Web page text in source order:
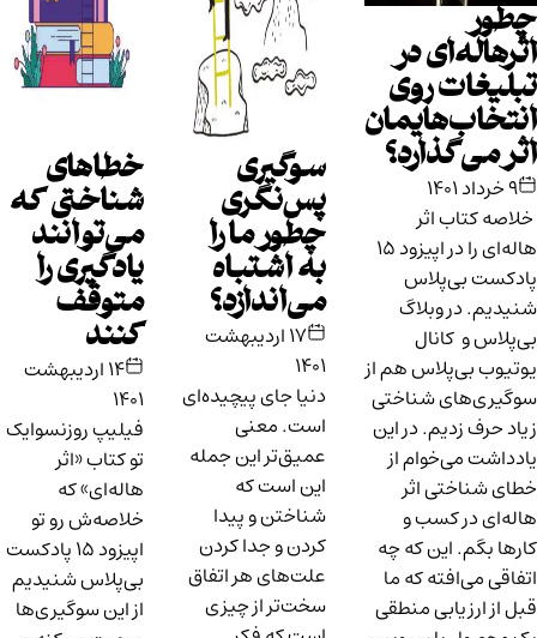
چطور
اثرهاله‌ای در
تبلیغات روی
انتخاب‌هایمان
اثر می‌گذارد؟
۹ خرداد ۱۴۰۱
خلاصه کتاب اثر
هاله‌ای را در اپیزود ۱۵
پادکست بی‌پلاس
شنیدیم. در وبلاگ
بی‌پلاس و کانال
یوتیوب بی‌پلاس هم از
سوگیری‌های شناختی
زیاد حرف زدیم. در این
یادداشت می‌خوام از
خطای شناختی اثر
هاله‌ای در کسب و
کارها بگم. این که چه
اتفاقی می‌افته که ما
قبل از ارزیابی منطقی
سوگیری
پس‌نگری
چطور ما را
به اشتباه
می‌اندازد؟
۱۷ اردیبهشت
۱۴۰۱
دنیا جای پیچیده‌ای
است. معنی
عمیق‌تر این جمله
این است که
شناختن و پیدا
کردن و جدا کردن
علت‌های هر اتفاق
سخت‌تر از چیزی
خطاهای
شناختی که
می‌توانند
یادگیری را
متوقف
کنند
۱۴ اردیبهشت
۱۴۰۱
فیلیپ روزنسوایک
تو کتاب «اثر
هاله‌ای» که
خلاصه‌ش رو تو
اپیزود ۱۵ پادکست
بی‌پلاس شنیدیم
از این سوگیری‌ها